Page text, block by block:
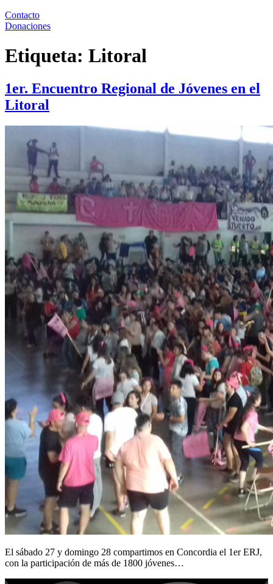
Contacto
Donaciones
Etiqueta: Litoral
1er. Encuentro Regional de Jóvenes en el
Litoral
El sábado 27 y domingo 28 compartimos en Concordia el 1er ERJ,
con la participación de más de 1800 jóvenes…